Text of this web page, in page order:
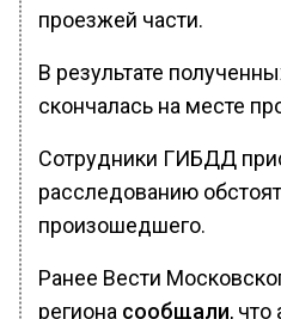
проезжей части.
В результате
скончалась на месте
Сотрудники ГИБДД
расследованию
произошедшего.
Ранее Вести
региона сообщали, что